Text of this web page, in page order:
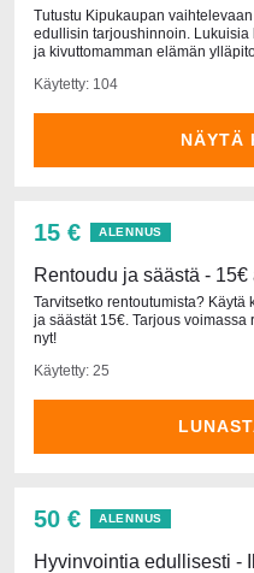
Tutustu Kipukaupan
edullisin tarjoushinnoin. Lukuisia
ja kivuttomamman elämän
Käytetty: 104
NÄYTÄ
15 € ALENNUS
Rentoudu ja säästä -
Tarvitsetko rentoutumista?
ja säästät 15€. Tarjous
nyt!
Käytetty: 25
50 € ALENNUS
Hyvinvointia edullisesti -